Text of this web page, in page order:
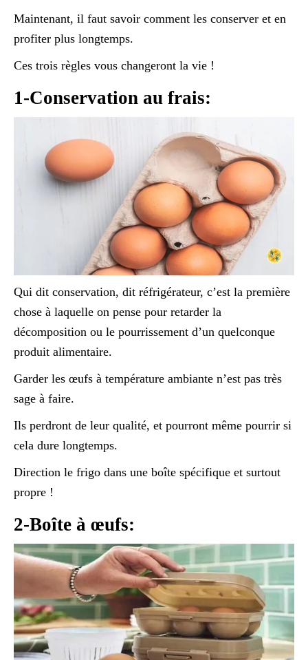
Maintenant, il faut savoir comment les conserver et en
profiter plus longtemps.
Ces trois règles vous changeront la vie !
1-Conservation au frais:
Qui dit conservation, dit réfrigérateur, c’est la première
chose à laquelle on pense pour retarder la
décomposition ou le pourrissement d’un quelconque
produit alimentaire.
Garder les œufs à température ambiante n’est pas très
sage à faire.
Ils perdront de leur qualité, et pourront même pourrir si
cela dure longtemps.
Direction le frigo dans une boîte spécifique et surtout
propre !
2-Boîte à œufs: